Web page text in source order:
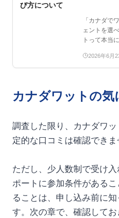
び方について
「カナダで
ェントを選
トって本当
2026年6月
カナダワットの気
調査した限り、カナダワ
定的な口コミは確認できま
ただし、少人数制で受け
ポートに参加条件がある
ることは、申し込み前に
す。次の章で、確認して